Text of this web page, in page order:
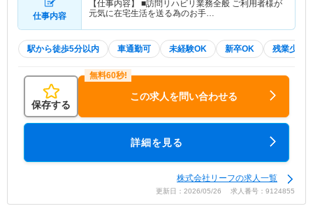
仕事内容
【仕事内容】 ■訪問リハビリ業務全般 ご利用者様が
元気に在宅生活を送る為のお手…
駅から徒歩5分以内 車通勤可 未経験OK 新卒OK 残業少な
保存する
この求人を問い合わせる
詳細を見る
株式会社リーフの求人一覧
更新日：2026/05/26 求人番号：9124855